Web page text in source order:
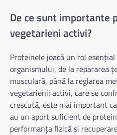
De ce sunt importante
vegetarieni activi?
Proteinele joacă un rol
organismului, de la repararea
musculară, până la reglarea
vegetarienii activi, care se
crescută, este mai important
au un aport suficient de
performanța fizică și